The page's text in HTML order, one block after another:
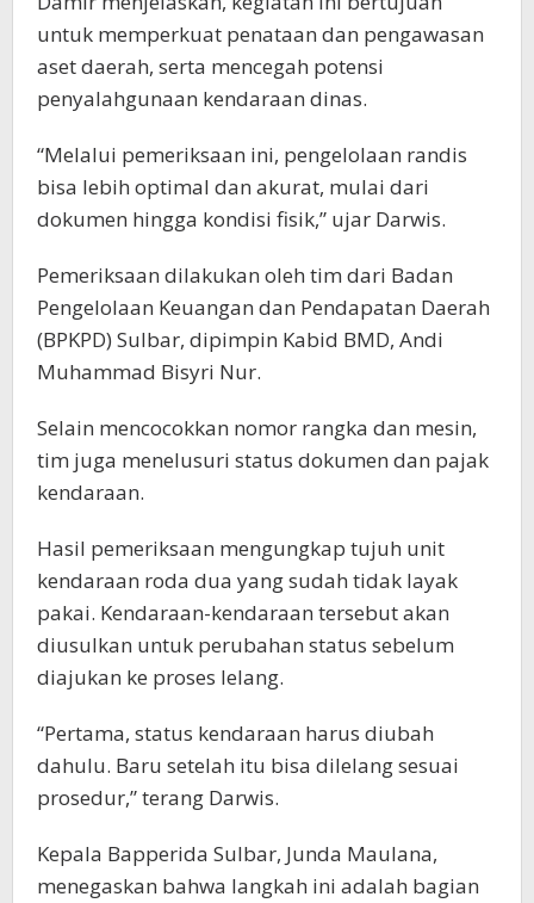
untuk memperkuat penataan dan pengawasan
aset daerah, serta mencegah potensi
penyalahgunaan kendaraan dinas.
“Melalui pemeriksaan ini, pengelolaan randis
bisa lebih optimal dan akurat, mulai dari
dokumen hingga kondisi fisik,” ujar Darwis.
Pemeriksaan dilakukan oleh tim dari Badan
Pengelolaan Keuangan dan Pendapatan Daerah
(BPKPD) Sulbar, dipimpin Kabid BMD, Andi
Muhammad Bisyri Nur.
Selain mencocokkan nomor rangka dan mesin,
tim juga menelusuri status dokumen dan pajak
kendaraan.
Hasil pemeriksaan mengungkap tujuh unit
kendaraan roda dua yang sudah tidak layak
pakai. Kendaraan-kendaraan tersebut akan
diusulkan untuk perubahan status sebelum
diajukan ke proses lelang.
“Pertama, status kendaraan harus diubah
dahulu. Baru setelah itu bisa dilelang sesuai
prosedur,” terang Darwis.
Kepala Bapperida Sulbar, Junda Maulana,
menegaskan bahwa langkah ini adalah bagian